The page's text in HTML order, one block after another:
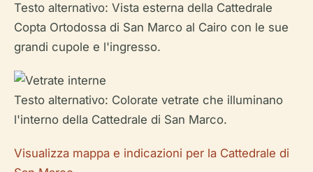
Testo alternativo: Vista esterna della Cattedrale
Copta Ortodossa di San Marco al Cairo con le sue
grandi cupole e l'ingresso.
Testo alternativo: Colorate vetrate che illuminano
l'interno della Cattedrale di San Marco.
Visualizza mappa e indicazioni per la Cattedrale di